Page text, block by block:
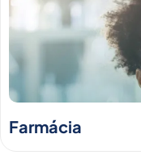
Farmácia